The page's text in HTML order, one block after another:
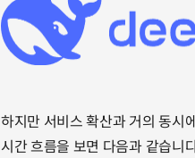
하지만 서비스 확산과 거의 동시
시간 흐름을 보면 다음과 같습니